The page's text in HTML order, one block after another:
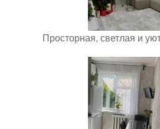
Просторная, светлая и